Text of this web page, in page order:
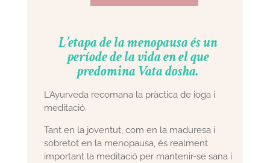
L’etapa de la menopausa és un
període de la vida en el que
predomina Vata dosha.
L’Ayurveda recomana la pràctica de ioga i
meditació.
Tant en la joventut, com en la maduresa i
sobretot en la menopausa, és realment
important la meditació per mantenir-se sana i